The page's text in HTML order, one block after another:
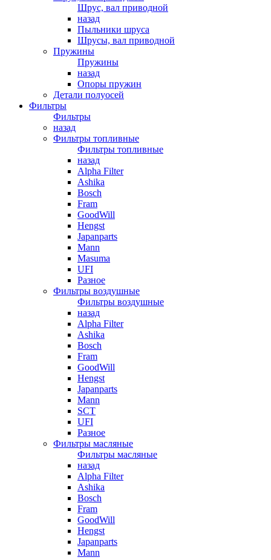
Шрус, вал приводной
назад
Пыльники шруса
Шрусы, вал приводной
Пружины
Пружины
назад
Опоры пружин
Детали полуосей
Фильтры
Фильтры
назад
Фильтры топливные
Фильтры топливные
назад
Alpha Filter
Ashika
Bosch
Fram
GoodWill
Hengst
Japanparts
Mann
Masuma
UFI
Разное
Фильтры воздушные
Фильтры воздушные
назад
Alpha Filter
Ashika
Bosch
Fram
GoodWill
Hengst
Japanparts
Mann
SCT
UFI
Разное
Фильтры масляные
Фильтры масляные
назад
Alpha Filter
Ashika
Bosch
Fram
GoodWill
Hengst
Japanparts
Mann